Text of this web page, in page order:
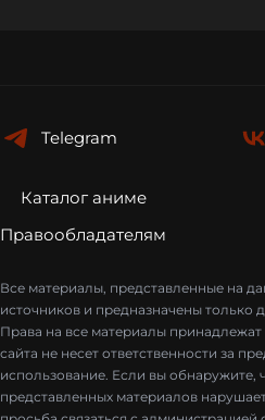
Telegram
Каталог аниме
Правообладателям
Все материалы, представленные на
источников и предназначены только
Права на все материалы
сайта не несет ответственности за
использование. Если вы обнаружите,
представленных материалов